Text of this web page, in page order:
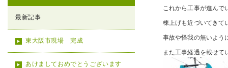
最新記事
東大阪市現場 完成
あけましておめでとうございます
これから工事が進んで
棟上げも近づいてきて
事故や怪我の無いよう
また工事経過を載せて